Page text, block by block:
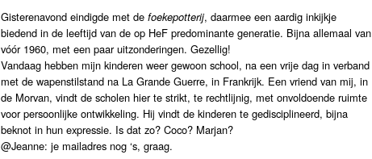
Gisterenavond eindigde met defoekepotterij, daarmee een aardig inkijkje
biedend in de leeftijd van de op HeF predominante generatie. Bijna allemaal van
vóór 1960, met een paar uitzonderingen. Gezellig!
Vandaag hebben mijn kinderen weer gewoon school, na een vrije dag in verband
met de wapenstilstand na La Grande Guerre, in Frankrijk. Een vriend van mij, in
de Morvan, vindt de scholen hier te strikt, te rechtlijnig, met onvoldoende ruimte
voor persoonlijke ontwikkeling. Hij vindt de kinderen te gedisciplineerd, bijna
beknot in hun expressie. Is dat zo? Coco? Marjan?
@Jeanne: je mailadres nog ‘s, graag.